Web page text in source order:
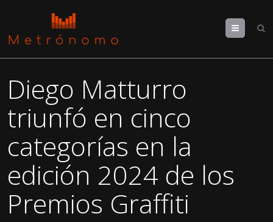
Menu
Diego Matturro
triunfó en cinco
categorías en la
edición 2024 de los
Premios Graffiti